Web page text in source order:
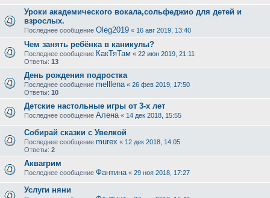
Уроки академического вокала,сольфеджио для детей и
взрослых.
Последнее сообщение Oleg2019 « 16 авг 2019, 13:40
Чем занять ребёнка в каникулы?
Последнее сообщение КакТяТам « 22 июн 2019, 21:11
Ответы: 13
День рождения подростка
Последнее сообщение melllena « 26 фев 2019, 17:50
Ответы: 10
Детские настольные игры от 3-х лет
Последнее сообщение Алена « 14 дек 2018, 15:55
Собирай сказки с Увелкой
Последнее сообщение murex « 12 дек 2018, 14:05
Ответы: 2
Аквагрим
Последнее сообщение Фантина « 29 ноя 2018, 17:27
Услуги няни